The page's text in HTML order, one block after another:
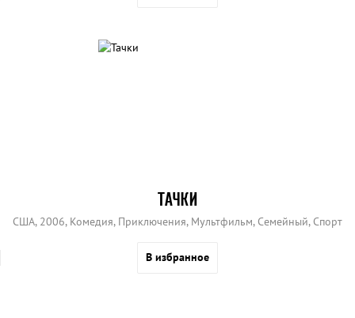
ТАЧКИ
США, 2006, Комедия, Приключения, Мультфильм, Семейный, Спорт
В избранное